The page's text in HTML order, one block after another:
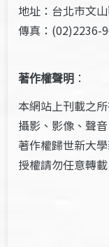
地址：台北市文
傳真：(02)2236-
著作權聲明 ：
本網站上刊載之
攝影、影像、聲
著作權歸世新大
授權請勿任意轉